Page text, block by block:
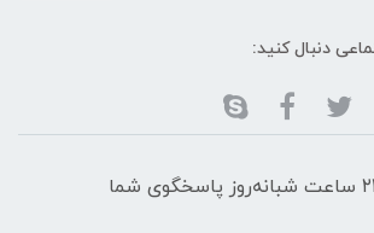
دنبال کنید:
هفت روز هفته ، ۲۴ ساعت شبانه‌روز پاسخگوی شما